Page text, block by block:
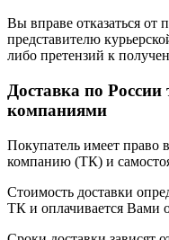
Вы вправе отказаться от
представителю
либо претензий к
Доставка по
компаниями
Покупатель имеет право
компанию (ТК) и
Стоимость доставки
ТК и оплачивается Вами